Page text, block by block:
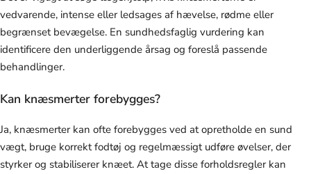
vedvarende, intense eller ledsages af hævelse, rødme eller
begrænset bevægelse. En sundhedsfaglig vurdering kan
identificere den underliggende årsag og foreslå passende
behandlinger.
Kan knæsmerter forebygges?
Ja, knæsmerter kan ofte forebygges ved at opretholde en sund
vægt, bruge korrekt fodtøj og regelmæssigt udføre øvelser, der
styrker og stabiliserer knæet. At tage disse forholdsregler kan